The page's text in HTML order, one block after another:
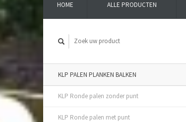
HOME ALLE PRODUCTEN
KLP PALEN PLANKEN BALKEN
KLP Ronde palen zonder punt
KLP Ronde palen met punt